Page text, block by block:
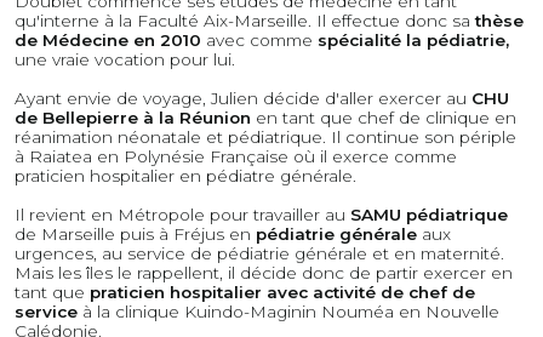
qu'interne à la Faculté Aix-Marseille. Il effectue donc sathèse
de Médecine en 2010 avec comme spécialité la pédiatrie,
une vraie vocation pour lui.
Ayant envie de voyage, Julien décide d'aller exercer au CHU
de Bellepierre à la Réunion en tant que chef de clinique en
réanimation néonatale et pédiatrique. Il continue son périple
à Raiatea en Polynésie Française où il exerce comme
praticien hospitalier en pédiatre générale.
Il revient en Métropole pour travailler au SAMU pédiatrique
de Marseille puis à Fréjus en pédiatrie générale aux
urgences, au service de pédiatrie générale et en maternité.
Mais les îles le rappellent, il décide donc de partir exercer en
tant que praticien hospitalier avec activité de chef de
service à la clinique Kuindo-Maginin Nouméa en Nouvelle
Calédonie.